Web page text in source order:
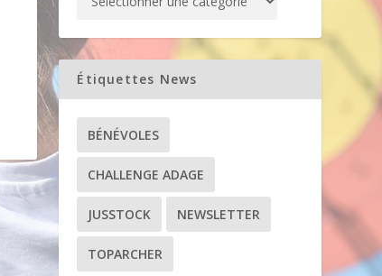
Étiquettes News
BÉNÉVOLES
CHALLENGE ADAGE
JUSSTOCK NEWSLETTER
TOPARCHER